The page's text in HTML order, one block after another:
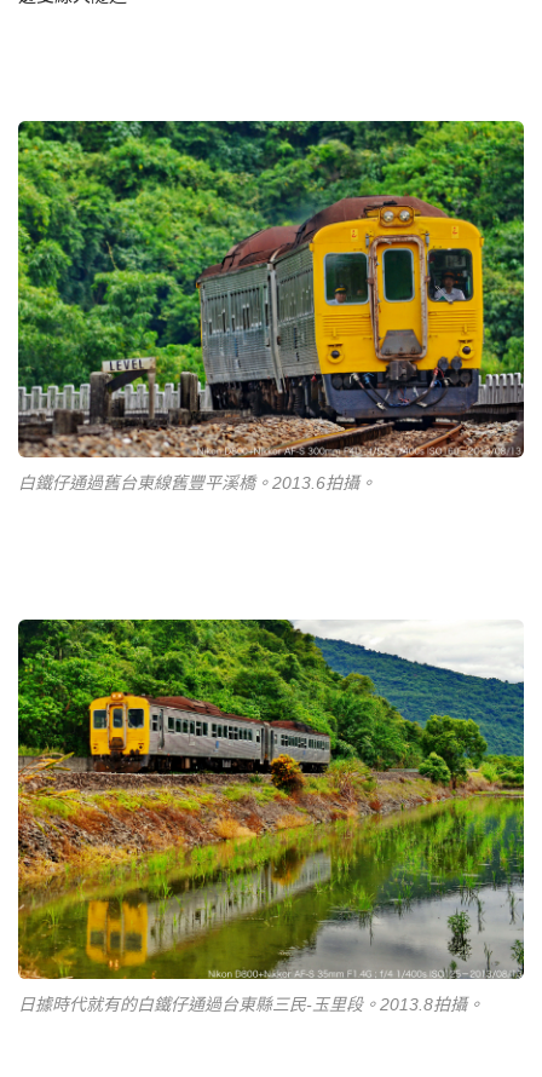
白鐵仔通過舊台東線舊豐平溪橋。2013.6拍攝。
日據時代就有的白鐵仔通過台東縣三民-玉里段。2013.8拍攝。